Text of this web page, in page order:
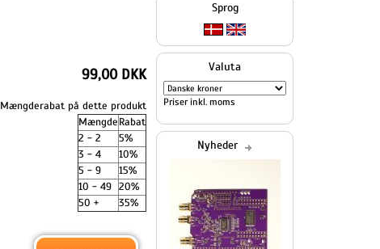
99,00 DKK
Mængderabat på dette produkt
MængdeRabat
2 - 2
5%
3 - 4
10%
5 - 9
15%
10 - 49 20%
50 +
35%
Sprog
Valuta
Priser inkl. moms
Nyheder